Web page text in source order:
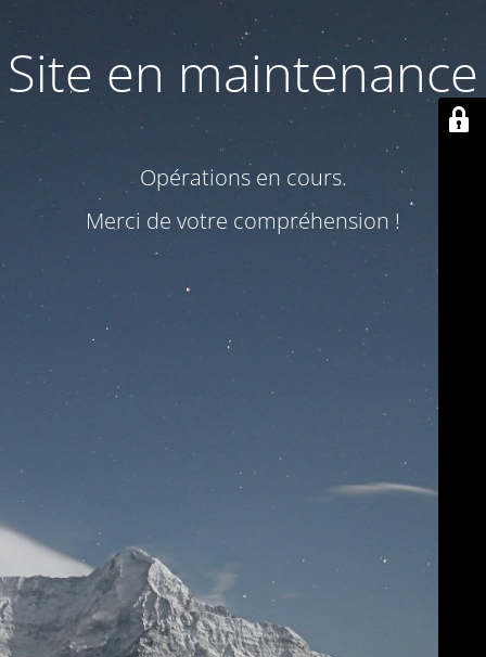
Site en maintenance
Opérations en cours.
Merci de votre compréhension !